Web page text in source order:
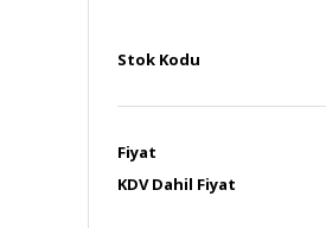
Stok Kodu
Fiyat
KDV Dahil Fiyat